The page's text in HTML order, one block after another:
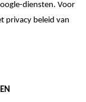
diensten. Voor
privacy beleid van